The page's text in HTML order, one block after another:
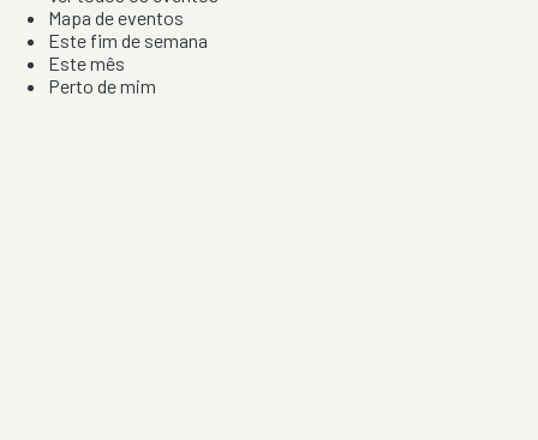
Mapa de eventos
Este fim de semana
Este mês
Perto de mim